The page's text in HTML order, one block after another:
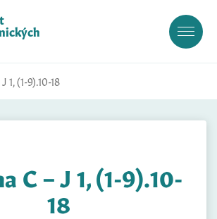
1, (1-9).10-18
C – J 1, (1-9).10-
18